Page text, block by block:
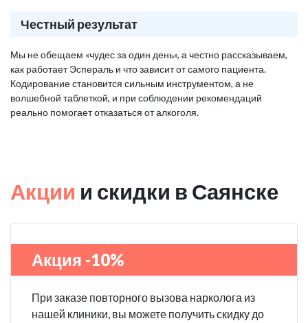
Честный результат
Мы не обещаем «чудес за один день», а честно рассказываем,
как работает Эспераль и что зависит от самого пациента.
Кодирование становится сильным инструментом, а не
волшебной таблеткой, и при соблюдении рекомендаций
реально помогает отказаться от алкоголя.
Акции и скидки в Саянске
Акция -10%
При заказе повторного вызова нарколога из
нашей клиники, вы можете получить скидку до